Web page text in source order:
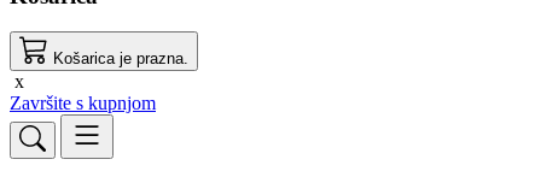
Košarica je prazna.
x
Završite s kupnjom